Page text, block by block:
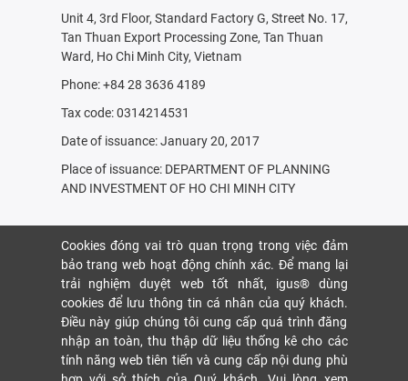
Unit 4, 3rd Floor, Standard Factory G, Street No. 17,
Tan Thuan Export Processing Zone, Tan Thuan
Ward, Ho Chi Minh City, Vietnam
Phone: +84 28 3636 4189
Tax code: 0314214531
Date of issuance: January 20, 2017
Place of issuance: DEPARTMENT OF PLANNING
AND INVESTMENT OF HO CHI MINH CITY
Cookies đóng vai trò quan trọng trong việc đảm
bảo trang web hoạt động chính xác. Để mang lại
trải nghiệm duyệt web tốt nhất, igus® dùng
cookies để lưu thông tin cá nhân của quý khách.
Điều này giúp chúng tôi cung cấp quá trình đăng
nhập an toàn, thu thập dữ liệu thống kê cho các
tính năng web tiên tiến và cung cấp nội dung phù